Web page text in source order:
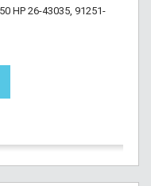
HP 26-43035, 91251-